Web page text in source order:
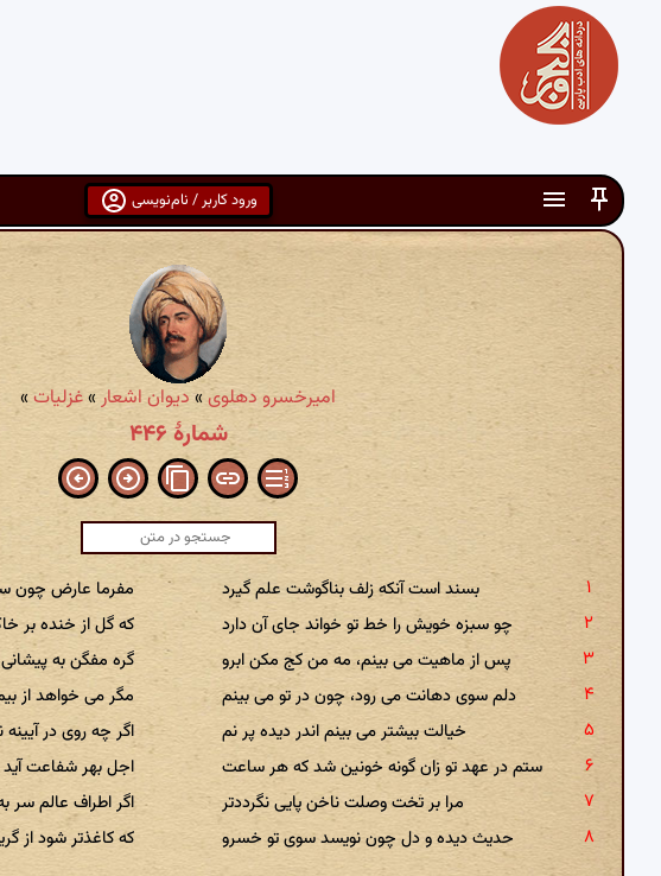
ورود کاربر / نام‌نویسی
امیرخسرو دهلوی » دیوان اشعار»غزلیات»
شمارهٔ ۴۴۶
بسند است آنکه زلف بناگوشت علم گیرد
مفرما عارض چون
چو سبزه خویش را خط تو خواند جای آن دارد
که گل از خنده بر
پس از ماهیت می بینم، مه من کج مکن ابرو
گره مفگن به
دلم سوی دهانت می رود، چون در تو می بینم
مگر می خواهد از
خیالت بیشتر می بینم اندر دیده پر نم
اگر چه روی در
ستم در عهد تو زان گونه خونین شد که هر ساعت
اجل بهر شفاعت
مرا بر تخت وصلت ناخن پایی نگرددتر
اگر اطراف عالم
حدیث دیده و دل چون نویسد سوی تو خسرو
که کاغذتر شود از